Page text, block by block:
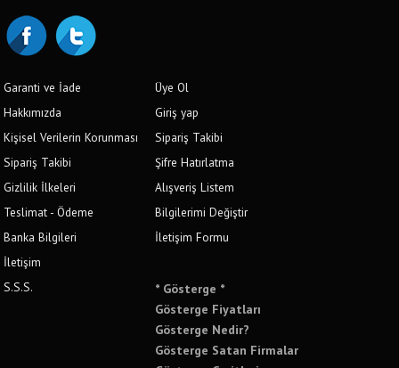
Garanti ve İade
Hakkımızda
Kişisel Verilerin Korunması
Sipariş Takibi
Gizlilik İlkeleri
Teslimat - Ödeme
Banka Bilgileri
İletişim
S.S.S.
Üye Ol
Giriş yap
Sipariş Takibi
Şifre Hatırlatma
Alışveriş Listem
Bilgilerimi Değiştir
İletişim Formu
* Gösterge *
Gösterge Fiyatları
Gösterge Nedir?
Gösterge Satan Firmalar